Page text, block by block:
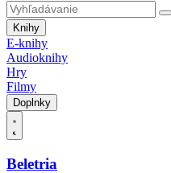
Knihy
E-knihy
Audioknihy
Hry
Filmy
Doplnky
Beletria